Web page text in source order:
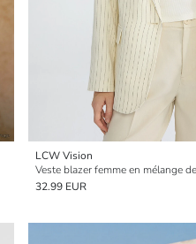
LCW Vision
Veste blazer femme en mélange
32.99 EUR